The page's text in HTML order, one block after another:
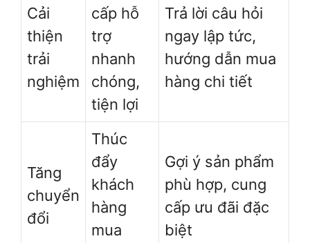
Cải
thiện
trải
nghiệm
cấp hỗ
trợ
nhanh
chóng,
tiện lợi
Trả lời câu hỏi
ngay lập tức,
hướng dẫn mua
hàng chi tiết
Tăng
chuyển
đổi
Thúc
đẩy
khách
hàng
mua
Gợi ý sản phẩm
phù hợp, cung
cấp ưu đãi đặc
biệt